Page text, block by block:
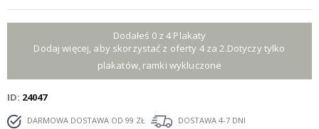
Dodałeś 0 z 4 Plakaty
Dodaj więcej, aby skorzystać z oferty 4 za 2.Dotyczy tylko
plakatów, ramki wykluczone
ID 24047
DARMOWA DOSTAWA OD 99 ZŁ
DOSTAWA 4-7 DNI